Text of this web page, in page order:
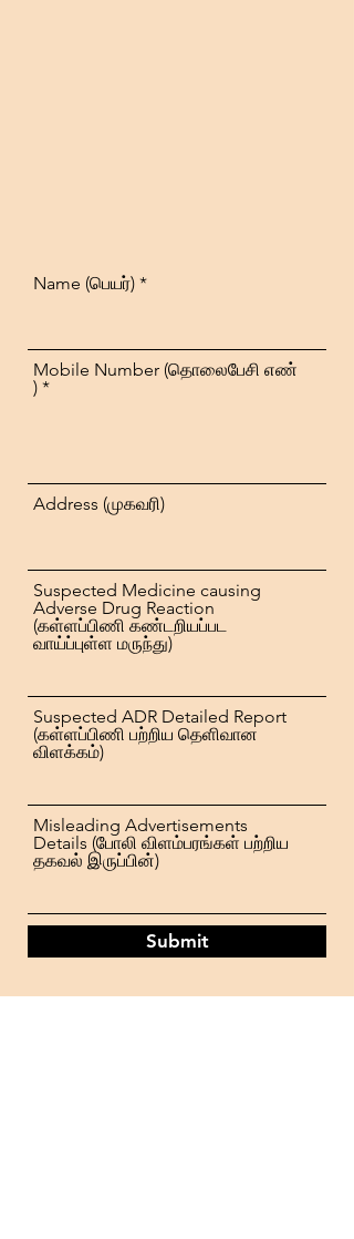
Name (பெயர்)
Mobile Number (தொலைபேசி எண்
)
Address (முகவரி)
Suspected Medicine causing
Adverse Drug Reaction
(கள்ளப்பிணி கண்டறியப்பட
வாய்ப்புள்ள மருந்து)
Suspected ADR Detailed Report
(கள்ளப்பிணி பற்றிய தெளிவான
விளக்கம்)
Misleading Advertisements
Details (போலி விளம்பரங்கள் பற்றிய
தகவல் இருப்பின்)
Submit